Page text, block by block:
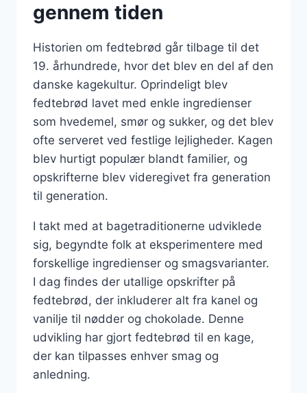
gennem tiden
Historien om fedtebrød går tilbage til det
19. århundrede, hvor det blev en del af den
danske kagekultur. Oprindeligt blev
fedtebrød lavet med enkle ingredienser
som hvedemel, smør og sukker, og det blev
ofte serveret ved festlige lejligheder. Kagen
blev hurtigt populær blandt familier, og
opskrifterne blev videregivet fra generation
til generation.
I takt med at bagetraditionerne udviklede
sig, begyndte folk at eksperimentere med
forskellige ingredienser og smagsvarianter.
I dag findes der utallige opskrifter på
fedtebrød, der inkluderer alt fra kanel og
vanilje til nødder og chokolade. Denne
udvikling har gjort fedtebrød til en kage,
der kan tilpasses enhver smag og
anledning.